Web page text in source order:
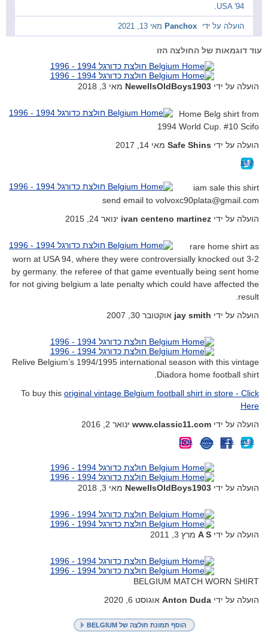
USA '94.
הועלה על ידי Panchox מאי 13, 2021
עוד דוגמאות של החולצה הזו
הועלה על ידי NewellsOldBoys1903 מאי 3, 2018
Home Belg shirt from
1994 World Cup. #10 Scifo
הועלה על ידי Safe Shinsמאי 14, 2017
@Safeshins
iam sale this shirt
send email to volvoxc90plata@gmail.com
הועלה על ידי ivan centeno martinez ינואר 24, 2015
rare home shirt as
worn at USA 94, where they were controversially knocked out 3-2
by germany. the referee of that game eventually being sent home
for not giving belgium a late penalty which could have affected the
result.
הועלה על ידי jay smith אוקטובר 30, 2007
Relive Belgium’s 1994/1995 international season with this vintage
Diadora home football shirt.
To buy thisoriginal vintage Belgium football shirt in store - Click
Here
הועלה על ידי www.classic11.comינואר 2, 2016
@Classic11Shirts
classic11footballshirts
on
www.classic11.com
www.instagram.com/classic11_football_shirts
הועלה על ידי NewellsOldBoys1903 מאי 3, 2018
הועלה על ידי A Sמרץ 3, 2011
BELGIUM MATCH WORN SHIRT
הועלה על ידי Anton Dudaאוגוסט 6, 2020
הוסף תמונת חולצה של BELGIUM